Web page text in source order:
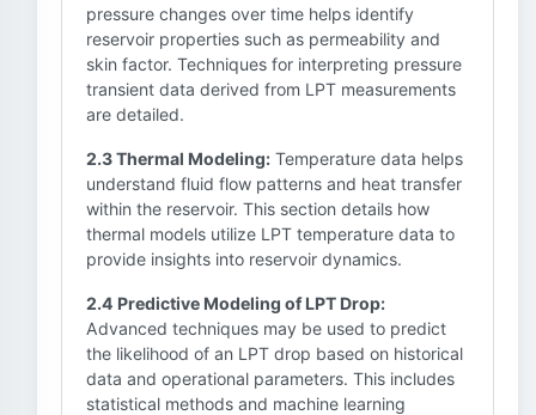
pressure changes over time helps identify
reservoir properties such as permeability and
skin factor. Techniques for interpreting pressure
transient data derived from LPT measurements
are detailed.
2.3 Thermal Modeling: Temperature data helps
understand fluid flow patterns and heat transfer
within the reservoir. This section details how
thermal models utilize LPT temperature data to
provide insights into reservoir dynamics.
2.4 Predictive Modeling of LPT Drop:
Advanced techniques may be used to predict
the likelihood of an LPT drop based on historical
data and operational parameters. This includes
statistical methods and machine learning